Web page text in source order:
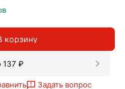
корзину
137 ₽
Задать вопрос